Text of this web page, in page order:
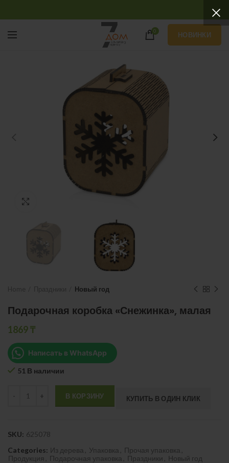
0 НОВИНКИ
Новый год
Подарочная коробка «Снежинка», малая
1869₸
Написать в WhatsApp
51 В наличии
В КОРЗИНУ КУПИТЬ В ОДИН КЛИК
SKU: 625078
Categories: Из дерева Упаковка Прочая упаковка
Продукция
Подарочная упаковка Праздники Новый год